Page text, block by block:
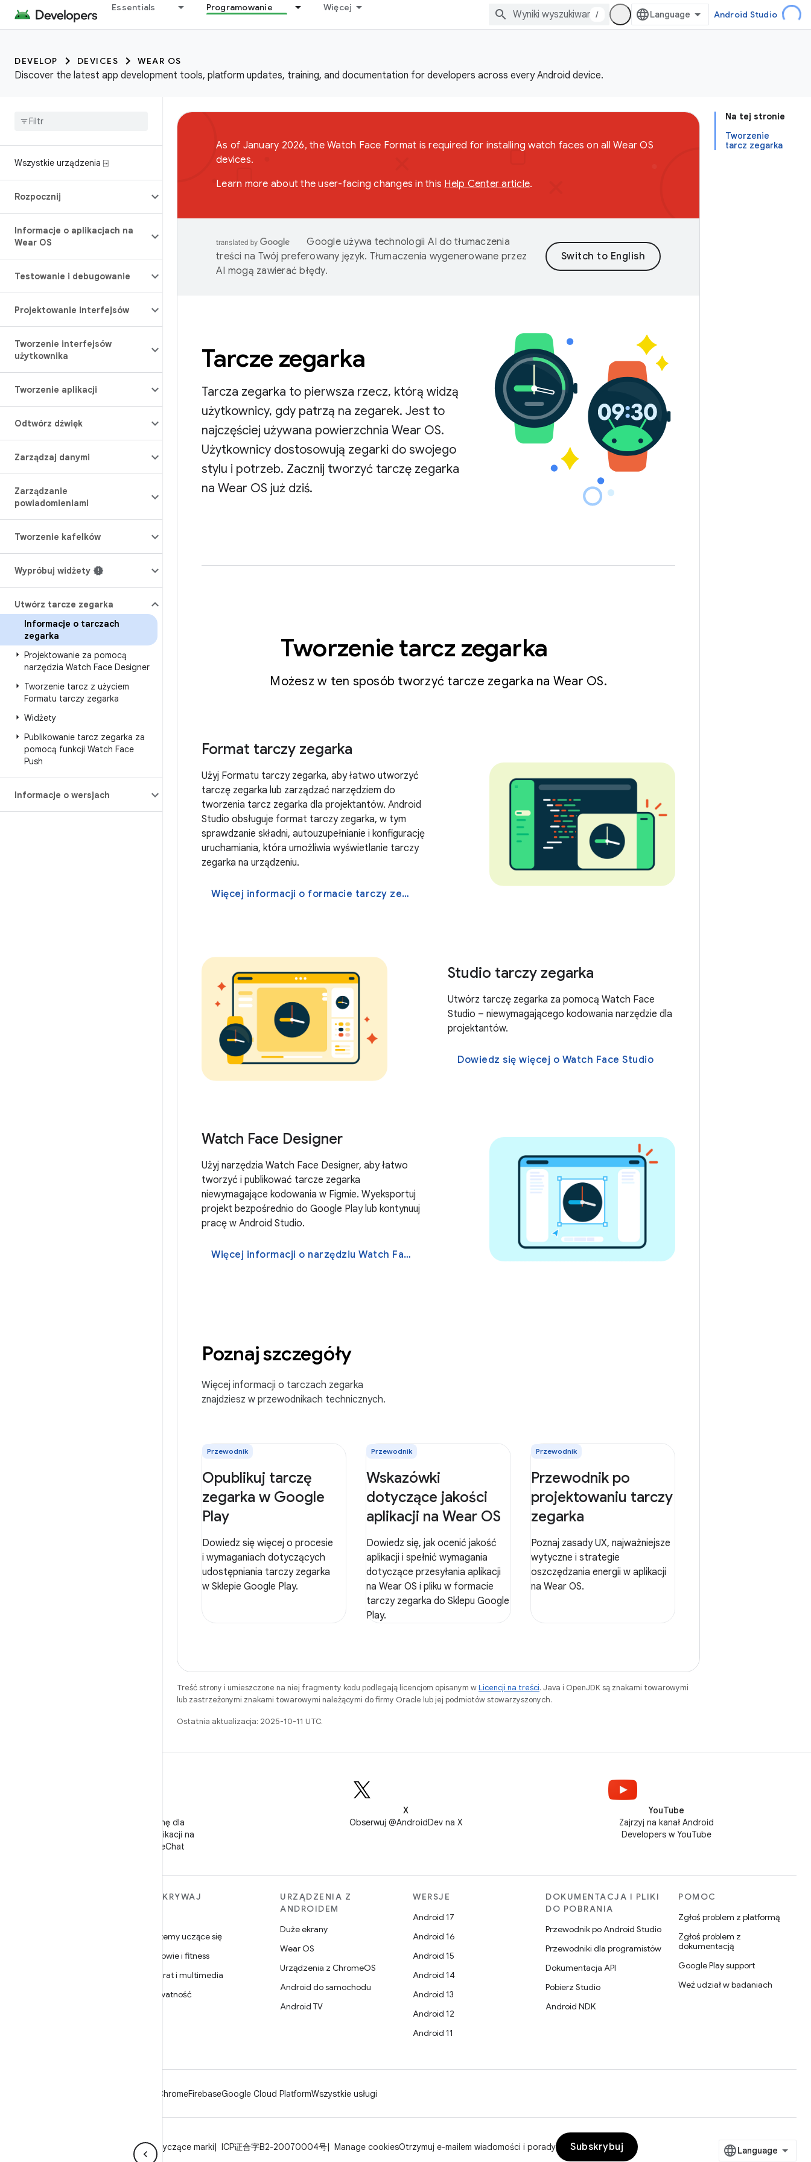
Essentials Programowanie Więcej
/ Android Studio
DEVELOP DEVICES WEAR OS
Discover the latest app development tools, platform updates, training, and documentation for developers across every Android device.
Wszystkie urządzenia ⍈
Rozpocznij
Informacje o aplikacjach na
Wear OS
Testowanie i debugowanie
Projektowanie interfejsów
Tworzenie interfejsów
użytkownika
Tworzenie aplikacji
Odtwórz dźwięk
Zarządzaj danymi
Zarządzanie
powiadomieniami
Tworzenie kafelków
Wypróbuj widżety
Utwórz tarcze zegarka
Informacje o tarczach
zegarka
Projektowanie za pomocą
narzędzia Watch Face Designer
Tworzenie tarcz z użyciem
Formatu tarczy zegarka
Widżety
Publikowanie tarcz zegarka za
pomocą funkcji Watch Face
Push
Informacje o wersjach
Na tej stronie
Tworzenie
tarcz zegarka
As of January 2026, the Watch Face Format is required for installing watch faces on all Wear OS
devices.
Learn more about the user-facing changes in this Help Center article.
Google używa technologii AI do tłumaczenia
treści na Twój preferowany język. Tłumaczenia wygenerowane przez
AI mogą zawierać błędy.
Tarcze zegarka
Tarcza zegarka to pierwsza rzecz, którą widzą
użytkownicy, gdy patrzą na zegarek. Jest to
najczęściej używana powierzchnia Wear OS.
Użytkownicy dostosowują zegarki do swojego
stylu i potrzeb. Zacznij tworzyć tarczę zegarka
na Wear OS już dziś.
Tworzenie tarcz zegarka
Możesz w ten sposób tworzyć tarcze zegarka na Wear OS.
Format tarczy zegarka
Użyj Formatu tarczy zegarka, aby łatwo utworzyć
tarczę zegarka lub zarządzać narzędziem do
tworzenia tarcz zegarka dla projektantów. Android
Studio obsługuje format tarczy zegarka, w tym
sprawdzanie składni, autouzupełnianie i konfigurację
uruchamiania, która umożliwia wyświetlanie tarczy
zegarka na urządzeniu.
Więcej informacji o formacie tarczy zegarka
Studio tarczy zegarka
Utwórz tarczę zegarka za pomocą Watch Face
Studio – niewymagającego kodowania narzędzie dla
projektantów.
Dowiedz się więcej o Watch Face Studio
Watch Face Designer
Użyj narzędzia Watch Face Designer, aby łatwo
tworzyć i publikować tarcze zegarka
niewymagające kodowania w Figmie. Wyeksportuj
projekt bezpośrednio do Google Play lub kontynuuj
pracę w Android Studio.
Więcej informacji o narzędziu Watch Face Designer
Poznaj szczegóły
Więcej informacji o tarczach zegarka
znajdziesz w przewodnikach technicznych.
Przewodnik
Opublikuj tarczę
zegarka w Google
Play
Dowiedz się więcej o procesie
i wymaganiach dotyczących
udostępniania tarczy zegarka
w Sklepie Google Play.
Przewodnik
Wskazówki
dotyczące jakości
aplikacji na Wear OS
Dowiedz się, jak ocenić jakość
aplikacji i spełnić wymagania
dotyczące przesyłania aplikacji
na Wear OS i pliku w formacie
tarczy zegarka do Sklepu Google
Play.
Przewodnik
Przewodnik po
projektowaniu tarczy
zegarka
Poznaj zasady UX, najważniejsze
wytyczne i strategie
oszczędzania energii w aplikacji
na Wear OS.
Treść strony i umieszczone na niej fragmenty kodu podlegają licencjom opisanym wLicencji na treści. Java i OpenJDK są znakami towarowymi
lub zastrzeżonymi znakami towarowymi należącymi do firmy Oracle lub jej podmiotów stowarzyszonych.
Ostatnia aktualizacja: 2025-10-11 UTC.
Obserwuj stronę dla
deweloperów aplikacji na
Androida w WeChat
X
Obserwuj @AndroidDev na X
YouTube
Zajrzyj na kanał Android
Developers w YouTube
ODKRYWAJ
Systemy uczące się
Zdrowie i fitness
Aparat i multimedia
Prywatność
URZĄDZENIA Z
ANDROIDEM
Duże ekrany
Wear OS
Urządzenia z ChromeOS
Android do samochodu
Android TV
WERSJE
Android 17
Android 16
Android 15
Android 14
Android 13
Android 12
Android 11
DOKUMENTACJA I PLIKI
DO POBRANIA
Przewodnik po Android Studio
Przewodniki dla programistów
Dokumentacja API
Pobierz Studio
Android NDK
POMOC
Zgłoś problem z platformą
Zgłoś problem z
dokumentacją
Google Play support
Weź udział w badaniach
ChromeFirebaseGoogle Cloud PlatformWszystkie usługi
Wytyczne dotyczące marki ICP证合字B2-20070004号 Manage cookiesOtrzymuj e-mailem wiadomości i porady Subskrybuj